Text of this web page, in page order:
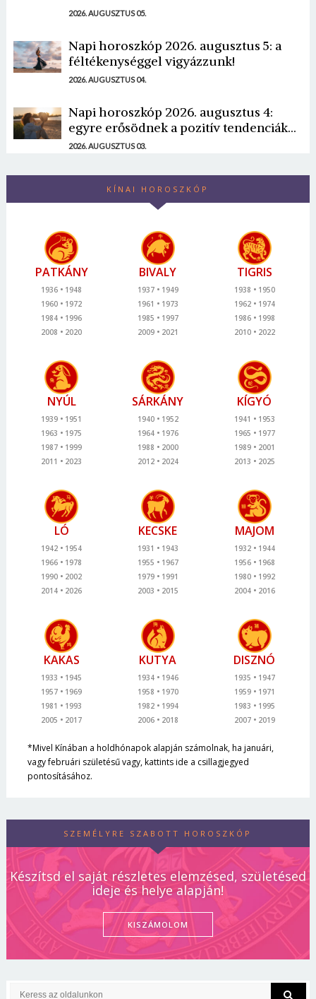
2026. AUGUSZTUS 05.
Napi horoszkóp 2026. augusztus 5: a
féltékenységgel vigyázzunk!
2026. AUGUSZTUS 04.
Napi horoszkóp 2026. augusztus 4:
egyre erősödnek a pozitív tendenciák...
2026. AUGUSZTUS 03.
KÍNAI HOROSZKÓP
PATKÁNY
1936
1948
1960
1972
1984
1996
2008
2020
BIVALY
1937
1949
1961
1973
1985
1997
2009
2021
TIGRIS
1938
1950
1962
1974
1986
1998
2010
2022
NYÚL
1939
1951
1963
1975
1987
1999
2011
2023
SÁRKÁNY
1940
1952
1964
1976
1988
2000
2012
2024
KÍGYÓ
1941
1953
1965
1977
1989
2001
2013
2025
LÓ
1942
1954
1966
1978
1990
2002
2014
2026
KECSKE
1931
1943
1955
1967
1979
1991
2003
2015
MAJOM
1932
1944
1956
1968
1980
1992
2004
2016
KAKAS
1933
1945
1957
1969
1981
1993
2005
2017
KUTYA
1934
1946
1958
1970
1982
1994
2006
2018
DISZNÓ
1935
1947
1959
1971
1983
1995
2007
2019
*Mivel Kínában a holdhónapok alapján számolnak, ha januári,
vagy februári születésű vagy, kattints ide a csillagjegyed
pontosításához.
SZEMÉLYRE SZABOTT HOROSZKÓP
Készítsd el saját részletes elemzésed, születésed
ideje és helye alapján!
KISZÁMOLOM